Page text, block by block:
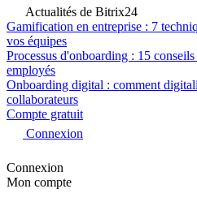
Actualités de Bitrix24
Gamification en entreprise : 7
vos équipes
Processus d'onboarding : 15
employés
Onboarding digital : comment
collaborateurs
Compte gratuit
Connexion
Connexion
Mon compte